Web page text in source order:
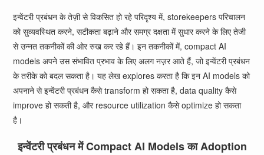
इन्वेंटरी प्रबंधन के तेज़ी से विकसित हो रहे परिदृश्य में, storekeepers परिचालन
को सुव्यवस्थित करने, सटीकता बढ़ाने और समग्र दक्षता में सुधार करने के लिए तेजी
से उन्नत तकनीकों की ओर रुख कर रहे हैं। इन तकनीकों में, compact AI
models अपने उस संभावित प्रभाव के लिए अलग नज़र आते हैं, जो इन्वेंटरी प्रबंधन
के तरीके को बदल सकता है। यह लेख explores करता है कि इन AI models को
अपनाने से इन्वेंटरी प्रबंधन कैसे transform हो सकता है, data quality कैसे
improve हो सकती है, और resource utilization कैसे optimize हो सकता
है।
इन्वेंटरी प्रबंधन में Compact AI Models का Adoption